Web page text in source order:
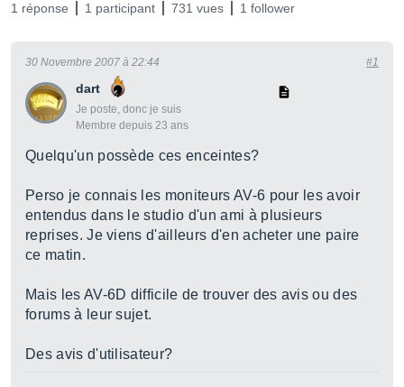
1 réponse 1 participant 731 vues 1 follower
dart
Je poste, donc je suis
Membre depuis 23 ans
30 Novembre 2007 à 22:44 #1
Quelqu'un possède ces enceintes?
Perso je connais les moniteurs AV-6 pour les avoir
entendus dans le studio d'un ami à plusieurs
reprises. Je viens d'ailleurs d'en acheter une paire
ce matin.
Mais les AV-6D difficile de trouver des avis ou des
forums à leur sujet.
Des avis d'utilisateur?